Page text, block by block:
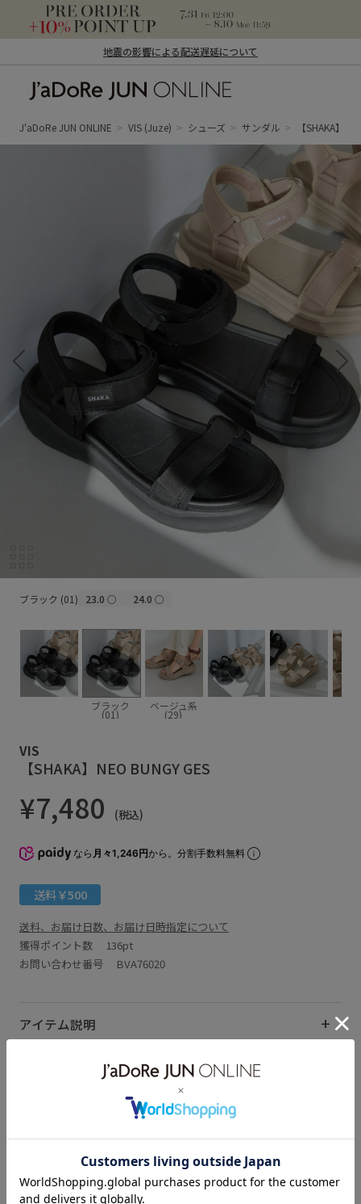
地震の影響による配送遅延について
ン オンライン）
J'aDoRe JUN ONLINE VIS (Juze) シューズ サンダル 【SHAKA】
ブラック (01) 23.0○ 24.0 ○
ブラック
(01)
ベージュ系
(29)
VIS
【SHAKA】NEO BUNGY GES
¥7,480 (税込)
なら 月々1,246円から。分割手数料無料
送料￥500
送料、お届け日数、お届け日時指定について
獲得ポイント数
136pt
お問い合わせ番号 BVA76020
アイテム説明
サイズ・素材・お手入れ方法
SHAKA アウトドア